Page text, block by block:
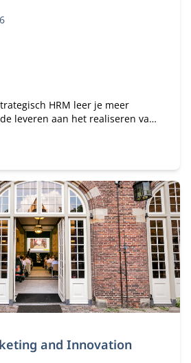
HRM leer je meer
leveren aan het realiseren van
and Innovation